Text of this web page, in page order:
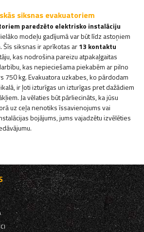
siksnas evakuatoriem
paredzēto elektrisko instalāciju
modeļu gadījumā var būt līdz astoņiem
Šīs siksnas ir aprīkotas ar13 kontaktu
kas nodrošina pareizu atpakaļgaitas
kas nepieciešama piekabēm ar pilno
750 kg. Evakuatora uzkabes, ko pārdodam
ir ļoti izturīgas un izturīgas pret dažādiem
Ja vēlaties būt pārliecināts, ka jūsu
uz ceļa nenotiks īssavienojums vai
bojājums, jums vajadzētu izvēlēties